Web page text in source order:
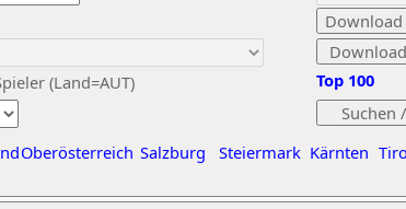
(Land=AUT)
Oberösterreich Salzburg Steiermark Kärnten
Top 100